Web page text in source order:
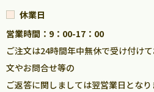
休業日
営業時間：9：00-17：00
ご注文は24時間年中無休で受け付け
文やお問合せ等の
ご返答に関しましては翌営業日となり